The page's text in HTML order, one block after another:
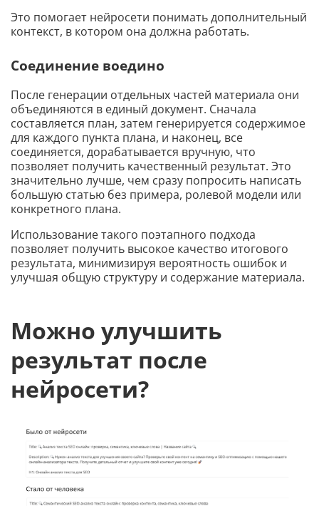
Это помогает нейросети понимать дополнительный
контекст, в котором она должна работать.
Соединение воедино
После генерации отдельных частей материала они
объединяются в единый документ. Сначала
составляется план, затем генерируется содержимое
для каждого пункта плана, и наконец, все
соединяется, дорабатывается вручную, что
позволяет получить качественный результат. Это
значительно лучше, чем сразу попросить написать
большую статью без примера, ролевой модели или
конкретного плана.
Использование такого поэтапного подхода
позволяет получить высокое качество итогового
результата, минимизируя вероятность ошибок и
улучшая общую структуру и содержание материала.
Можно улучшить
результат после
нейросети?